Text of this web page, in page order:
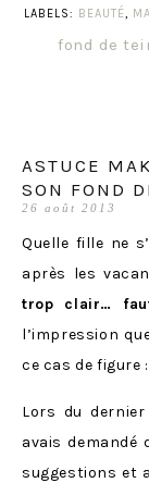
LABELS: BEAUTÉ,
fond de
ASTUCE
SON FOND
26 août 2013
Quelle fille ne
après les
trop clair…
l’impression
ce cas de figure
Lors du
avais demandé
suggestions et